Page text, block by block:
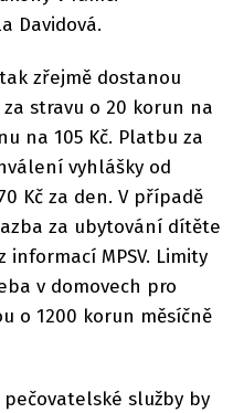
Davidová.
zřejmě dostanou
stravu o 20 korun na
na 105 Kč. Platbu za
vyhlášky od
Kč za den. V případě
za ubytování dítěte
MPSV. Limity
v domovech pro
o 1200 korun měsíčně
služby by